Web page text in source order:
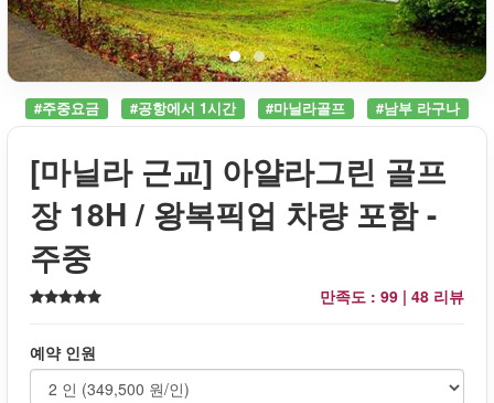
#주중요금 #공항에서 1시간 #마닐라골프 #남부 라구나
[마닐라 근교] 아얄라그린 골프
장 18H / 왕복픽업 차량 포함 -
주중
만족도 : 99 | 48 리뷰
예약 인원